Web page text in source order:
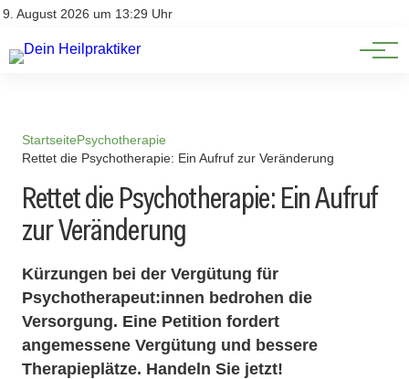
9. August 2026 um 13:29 Uhr
Impressum
Natürliche Medizin
Heilpflanzen & Kräuterkunde
StartseitePsychotherapie
Rettet die Psychotherapie: Ein Aufruf zur Veränderung
Rettet die Psychotherapie: Ein Aufruf
zur Veränderung
Kürzungen bei der Vergütung für
Psychotherapeut:innen bedrohen die
Versorgung. Eine Petition fordert
angemessene Vergütung und bessere
Therapieplätze. Handeln Sie jetzt!